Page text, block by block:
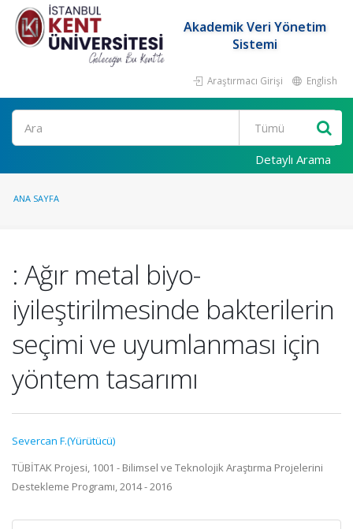
Akademik Veri Yönetim
Sistemi
Araştırmacı Girişi English
Ara
Detaylı Arama
ANA SAYFA
: Ağır metal biyo-
iyileştirilmesinde bakterilerin
seçimi ve uyumlanması için
yöntem tasarımı
Severcan F.(Yürütücü)
TÜBİTAK Projesi, 1001 - Bilimsel ve Teknolojik Araştırma Projelerini
Destekleme Programı, 2014 - 2016